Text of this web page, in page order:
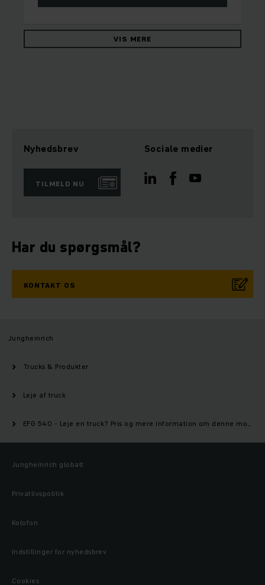
VIS MERE
Nyhedsbrev
TILMELD NU
Sociale medier
Har du spørgsmål?
KONTAKT OS
Jungheinrich
Trucks & Produkter
Leje af truck
EFG 540 - Leje en truck? Pris og mere information om denne model | Jungheinrich
Jungheinrich globalt
Privatlivspolitik
Kolofon
Indstillinger for nyhedsbrev
Cookies